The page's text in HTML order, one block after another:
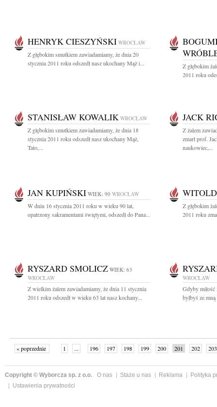
HENRYK CIESZYŃSKI WROCŁAW
Z głębokim smutkiem zawiadamiamy, że dnia 20
stycznia 2011 roku odszedł nasz ukochany Mąż i...
Z głębokim
2011 roku
STANISŁAW KOWALIK WROCŁAW
Z głębokim smutkiem zawiadamiamy, że dnia 18
stycznia 2011 roku odszedł nasz ukochany Mąż,
Tato,...
JACK
Z żalem
zmarł prof.
naukowiec,...
JAN KUPIŃSKI WIEK: 90 WROCŁAW
W dniu 16 stycznia 2011 roku w wieku 90 lat,
opatrzony sakramentami świętymi, odszedł do Pana...
Z głębokim
2011 roku
RYSZARD SMOLICZ WIEK: 63
WROCŁAW
Z wielkim żalem zawiadamiamy, że dnia 11 stycznia
2011 roku odszedł w wieku 63 lat nasz kochany...
WROCŁAW
Gdyby miłość
byłbyś ze
« poprzednie 1 ... 196 197 198 199 200 201 202
203
Copyright © Wyborcza sp. z o.o. O nas Staże u nas Reklama
Polityka
Ustawienia prywatności